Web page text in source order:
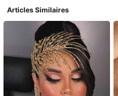
Articles Similaires